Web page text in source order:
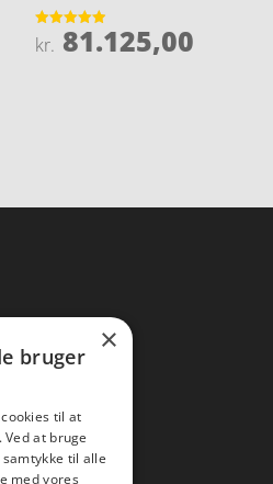
Vurderet
4.9
kr. 81.125,00
×
bruger
til at
at bruge
til alle
med vores